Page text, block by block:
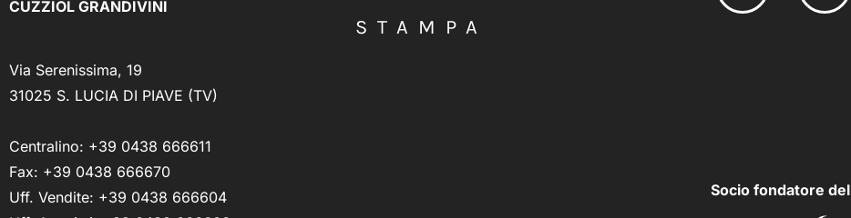
CUZZIOL GRANDIVINI
Via Serenissima, 19
31025 S. LUCIA DI PIAVE (TV)
Centralino: +39 0438 666611
Fax: +39 0438 666670
Uff. Vendite: +39 0438 666604
STAMPA
Socio fondatore del